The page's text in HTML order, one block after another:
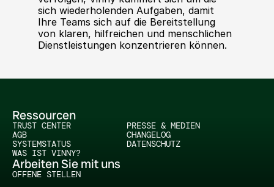
sich wiederholenden Aufgaben, damit
Ihre Teams sich auf die Bereitstellung
von klaren, hilfreichen und menschlichen
Dienstleistungen konzentrieren können.
Ressourcen
TRUST CENTER
AGB
SYSTEMSTATUS
WAS IST VINNY?
PRESSE & MEDIEN
CHANGELOG
DATENSCHUTZ
Arbeiten Sie mit uns
OFFENE STELLEN